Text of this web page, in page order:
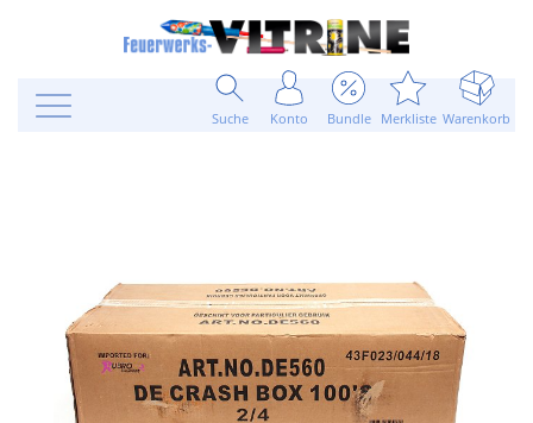
Suche Konto Bundle Merkliste Warenkorb